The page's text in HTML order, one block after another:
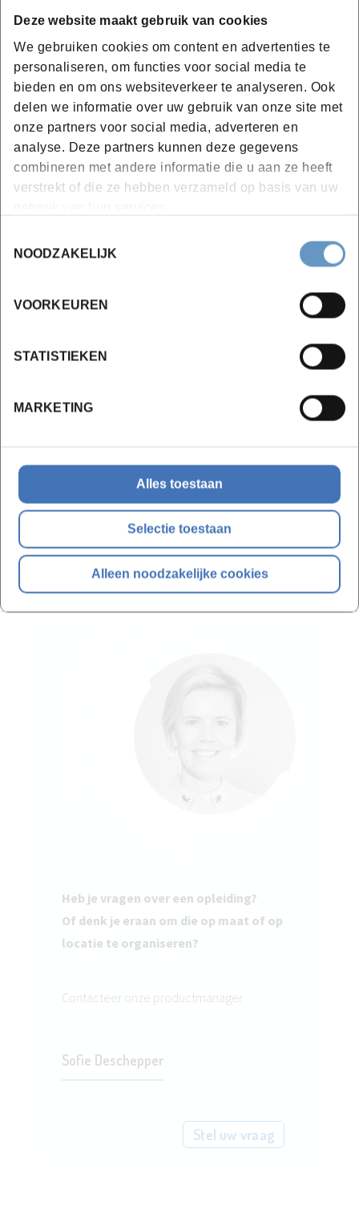
Deze website maakt gebruik van cookies
We gebruiken cookies om content en advertenties te
personaliseren, om functies voor social media te
bieden en om ons websiteverkeer te analyseren. Ook
delen we informatie over uw gebruik van onze site met
onze partners voor social media, adverteren en
analyse. Deze partners kunnen deze gegevens
combineren met andere informatie die u aan ze heeft
verstrekt of die ze hebben verzameld op basis van uw
NOODZAKELIJK
VOORKEUREN
STATISTIEKEN
MARKETING
Alles toestaan
Selectie toestaan
Alleen noodzakelijke cookies
Locaties en data
Volzet
1 jaar
Wil je meer weten?
Heb je vragen over een opleiding?
Of denk je eraan om die op maat of op
locatie te organiseren?
Contacteer onze productmanager
Sofie Deschepper
Stel uw vraag